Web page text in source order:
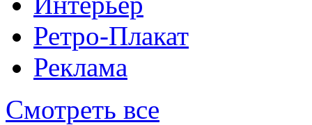
Ретро-Плакат
Реклама
Смотреть все